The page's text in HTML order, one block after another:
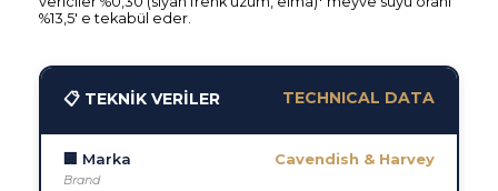
%13,5' e tekabül eder.
📋 TEKNİK VERİLER TECHNICAL DATA
🏢 Marka
Brand
Cavendish & Harvey